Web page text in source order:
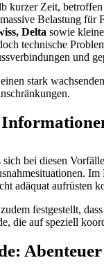
kurzer Zeit,
Belastung für
Delta sowie
technische
und
stark
sich bei diesen
adäquat aufrüsten
festgestellt,
die auf speziell